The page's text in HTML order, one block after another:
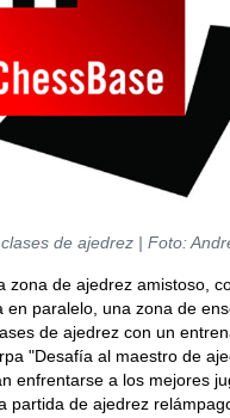
de ajedrez | Foto:
zona de ajedrez amistoso,
en paralelo, una zona de
de ajedrez con un
"Desafía al maestro de
enfrentarse a los mejores
partida de ajedrez